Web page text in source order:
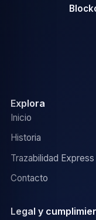
Explora
Inicio
Historia
Trazabilidad Express
Contacto
Legal y